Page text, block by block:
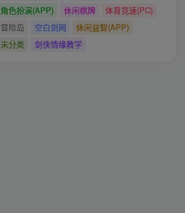
角色扮演(APP)
休闲棋牌
体育竞速(PC)
冒险岛
空白剑网
休闲益智(APP)
未分类
剑侠情缘教学